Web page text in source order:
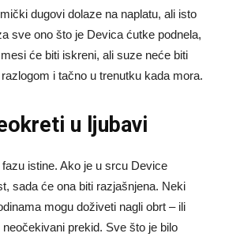
dugovi dolaze na naplatu, ali isto
sve ono što je Devica ćutke podnela,
će biti iskreni, ali suze neće biti
i tačno u trenutku kada mora.
u ljubavi
istine. Ako je u srcu Device
sada će ona biti razjašnjena. Neki
mogu doživeti nagli obrt – ili
prekid. Sve što je bilo